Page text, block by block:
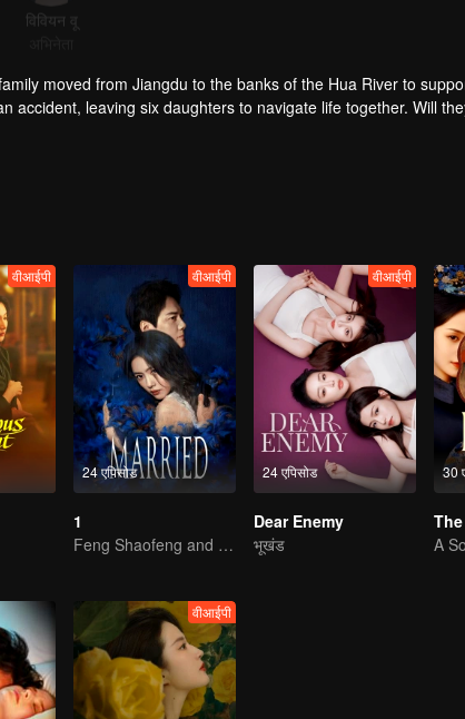
विवियन वू
moved from Jiangdu to the banks of the Hua River to
accident, leaving six daughters to navigate life together. Will
वीआईपी
24 एपिसोड
वीआईपी
1
Feng Shaofeng and Cai Wenjing's Extreme Tug-of-war
24 एपिसोड
वीआईपी
Dear Enemy
भूखंड
30
वीआईपी